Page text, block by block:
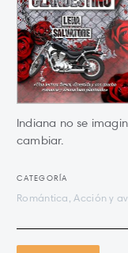
Indiana no se
cambiar.
CATEGORÍA
Romántica, Acción y